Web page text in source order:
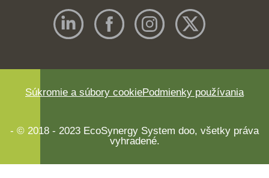
Súkromie a súbory cookiePodmienky používania
- © 2018 - 2023 EcoSynergy System doo, všetky práva
vyhradené.